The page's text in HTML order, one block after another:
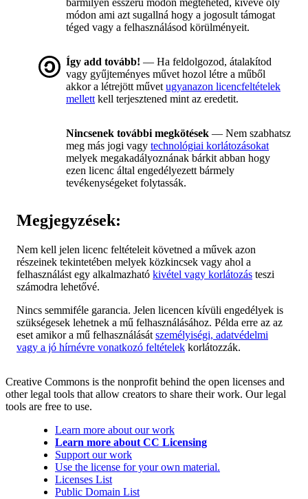
bármilyen ésszerű módon megteheted, kivéve oly
módon ami azt sugallná hogy a jogosult támogat
téged vagy a felhasználásod körülményeit.
Így add tovább! — Ha feldolgozod, átalakítod
vagy gyűjteményes művet hozol létre a műből
akkor a létrejött művet ugyanazon licencfeltételek
mellett kell terjesztened mint az eredetit.
Nincsenek további megkötések — Nem szabhatsz
meg más jogi vagy technológiai korlátozásokat
melyek megakadályoznának bárkit abban hogy
ezen licenc által engedélyezett bármely
tevékenységeket folytassák.
Megjegyzések:
Nem kell jelen licenc feltételeit követned a művek azon
részeinek tekintetében melyek közkincsek vagy ahol a
felhasználást egy alkalmazható kivétel vagy korlátozás teszi
számodra lehetővé.
Nincs semmiféle garancia. Jelen licencen kívüli engedélyek is
szükségesek lehetnek a mű felhasználásához. Példa erre az az
eset amikor a mű felhasználását személyiségi, adatvédelmi
vagy a jó hírnévre vonatkozó feltételek korlátozzák.
Creative Commons is the nonprofit behind the open licenses and
other legal tools that allow creators to share their work. Our legal
tools are free to use.
Learn more about our work
Learn more about CC Licensing
Support our work
Use the license for your own material.
Licenses List
Public Domain List